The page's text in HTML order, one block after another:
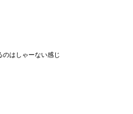
はしゃーない感じ